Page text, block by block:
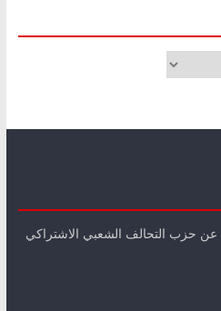
حزب التحالف الشعبي الاشتراكي